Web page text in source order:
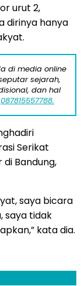
urut 2,
dirinya hanya
di media online
sejarah,
dan hal
087815557788.
Serikat
di Bandung,
saya bicara
saya tidak
kata dia.